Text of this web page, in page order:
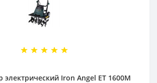
электрический Iron Angel ЕТ 1600М